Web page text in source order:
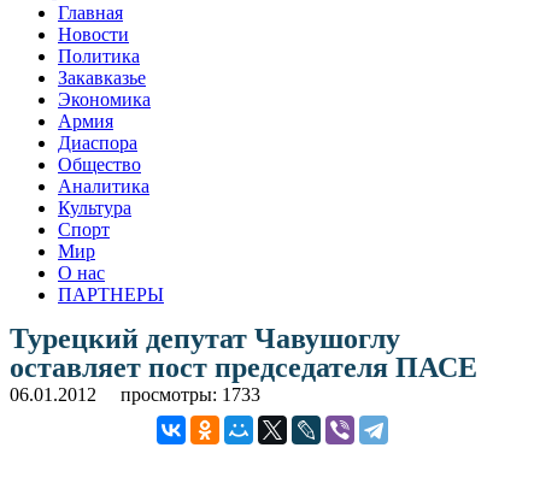
Главная
Новости
Политика
Закавказье
Экономика
Армия
Диаспора
Общество
Аналитика
Культура
Спорт
Мир
О нас
ПАРТНЕРЫ
Турецкий депутат Чавушоглу
оставляет пост председателя ПАСЕ
06.01.2012 просмотры: 1733